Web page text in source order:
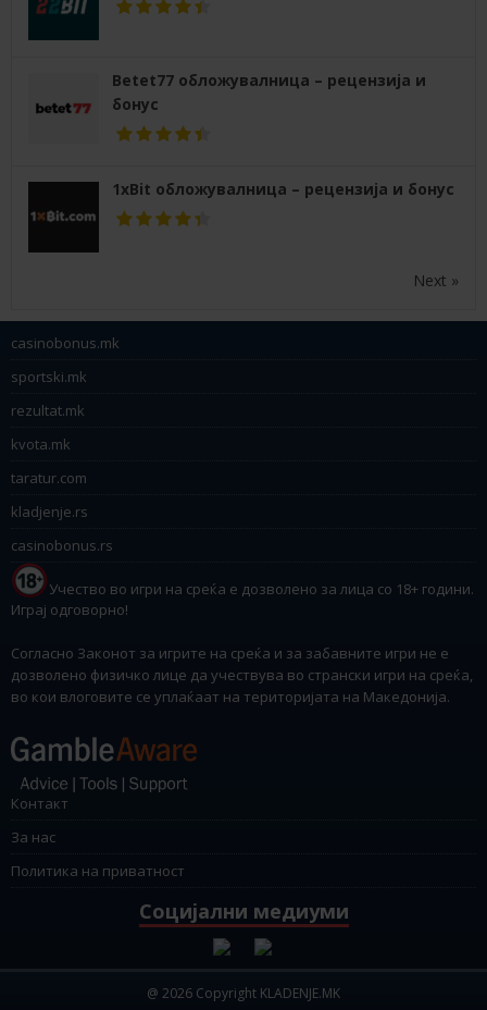
Betet77 обложувалница – рецензија и
бонус
1xBit обложувалница – рецензија и бонус
Next »
casinobonus.mk
sportski.mk
rezultat.mk
kvota.mk
taratur.com
kladjenje.rs
casinobonus.rs
Учество во игри на среќа е дозволено за лица со 18+ години.
Играј одговорно!
Согласно Законот за игрите на среќа и за забавните игри не е
дозволено физичко лице да учествува во странски игри на среќа,
во кои влоговите се уплаќаат на територијата на Македонија.
Контакт
За нас
Политика на приватност
Социјални медиуми
@ 2026 Copyright KLADENJE.MK